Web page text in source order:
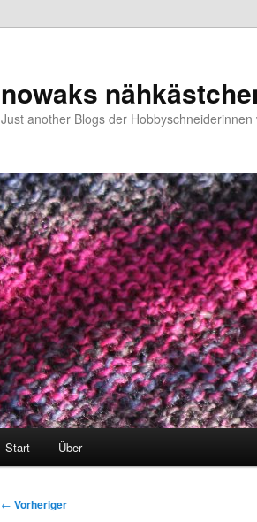
nowaks
Just another Blogs der Hobbyschneiderinnen
Start Über
Beitragsnavigation
← Vorheriger